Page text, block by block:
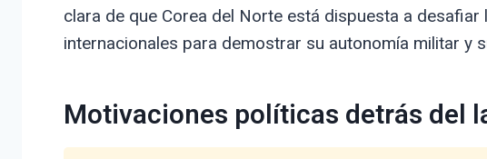
clara de que Corea del Norte está dispuesta a
internacionales para demostrar su autonomía militar y
Motivaciones políticas detrás del